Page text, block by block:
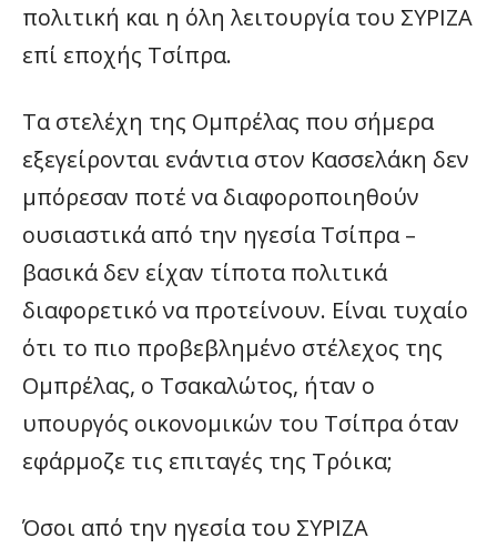
πολιτική και η όλη λειτουργία του ΣΥΡΙΖΑ
επί εποχής Τσίπρα.
Τα στελέχη της Ομπρέλας που σήμερα
εξεγείρονται ενάντια στον Κασσελάκη δεν
μπόρεσαν ποτέ να διαφοροποιηθούν
ουσιαστικά από την ηγεσία Τσίπρα –
βασικά δεν είχαν τίποτα πολιτικά
διαφορετικό να προτείνουν. Είναι τυχαίο
ότι το πιο προβεβλημένο στέλεχος της
Ομπρέλας, ο Τσακαλώτος, ήταν ο
υπουργός οικονομικών του Τσίπρα όταν
εφάρμοζε τις επιταγές της Τρόικα;
Όσοι από την ηγεσία του ΣΥΡΙΖΑ